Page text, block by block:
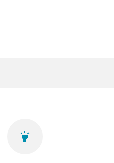
highlight